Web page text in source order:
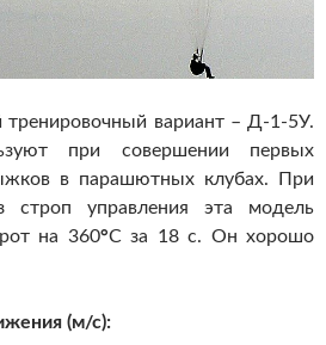
тренировочный вариант – Д-1-5У.
при совершении первых
в парашютных клубах. При
строп управления эта модель
на 360°C за 18 с. Он хорошо
(м/с):